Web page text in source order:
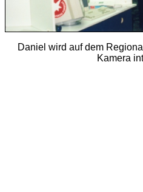
Daniel wird auf dem
Kamera